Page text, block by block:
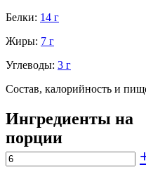
Белки: 14 г
Жиры: 7 г
Углеводы: 3 г
Состав, калорийность и
Ингредиенты на
порции